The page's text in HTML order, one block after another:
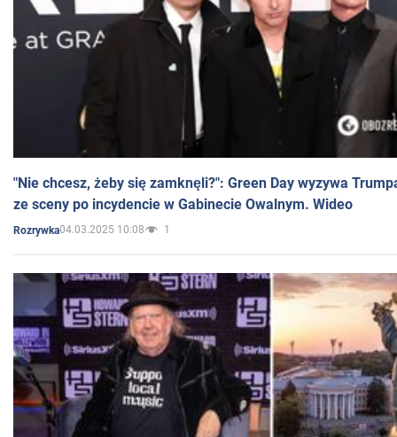
"Nie chcesz, żeby się zamknęli?": Green Day wyzywa
ze sceny po incydencie w Gabinecie Owalnym. Wideo
Rozrywka04.03.2025 10:08 1